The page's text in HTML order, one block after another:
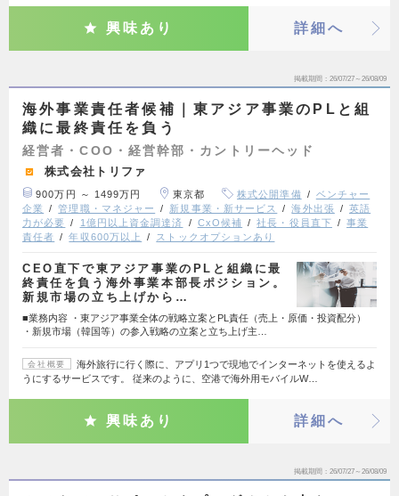
興味あり 詳細へ
掲載期間 26/07/27～26/08/09
海外事業責任者候補｜東アジア事業のPLと組
織に最終責任を負う
経営者・COO・経営幹部・カントリーヘッド
株式会社トリファ
900万円 ～ 1499万円 東京都 株式公開準備
ベンチャー
企業
管理職・マネジャー 新規事業・新サービス 海外出張
英語
力が必要
1億円以上資金調達済 CxO候補 社長・役員直下
事業
責任者
年収600万以上 ストックオプションあり
CEO直下で東アジア事業のPLと組織に最
終責任を負う海外事業本部長ポジション。
新規市場の立ち上げから…
■業務内容 ・東アジア事業全体の戦略立案とPL責任（売上・原価・投資配分）
・新規市場（韓国等）の参入戦略の立案と立ち上げ主…
会社概要
海外旅行に行く際に、アプリ1つで現地でインターネットを使えるよ
うにするサービスです。 従来のように、空港で海外用モバイルW…
興味あり 詳細へ
掲載期間 26/07/27～26/08/09